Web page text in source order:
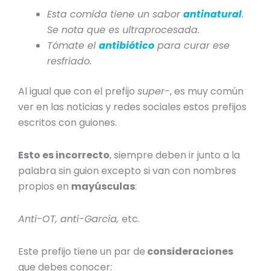
Esta comida tiene un saborantinatural.
Se nota que es ultraprocesada.
Tómate elantibiótico para curar ese
resfriado.
Al igual que con el prefijosuper-, es muy común
ver en las noticias y redes sociales estos prefijos
escritos con guiones.
Esto es incorrecto, siempre deben ir junto a la
palabra sin guion excepto si van con nombres
propios en mayúsculas:
Anti-OT, anti-García,etc.
Este prefijo tiene un par de consideraciones
que debes conocer: